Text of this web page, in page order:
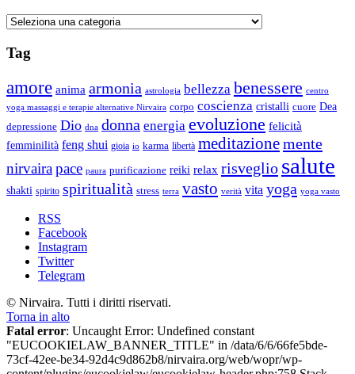
sapere
che
Categorie
Tag
amore anima armonia astrologia bellezza benessere centro
yoga massaggi e terapie alternative Nirvaira corpo coscienza cristalli cuore Dea
depressione Dio dna donna energia evoluzione felicità
femminilità feng shui gioia io karma libertà meditazionemente
nirvairapace paura purificazione reiki relax risveglio salute
shakti spirito spiritualità stress terra vasto verità vita yoga yoga vasto
RSS
Facebook
Instagram
Twitter
Telegram
© Nirvaira. Tutti i diritti riservati.
Torna in alto
Fatal error: Uncaught Error: Undefined constant
"EUCOOKIELAW_BANNER_TITLE" in /data/6/6/66fe5bde-
73cf-42ee-be34-92d4c9d862b8/nirvaira.org/web/wopr/wp-